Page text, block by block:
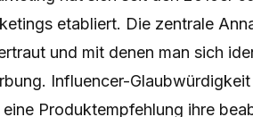
etabliert. Die zentrale
und mit denen man sich
Influencer-
Produktempfehlung ihre